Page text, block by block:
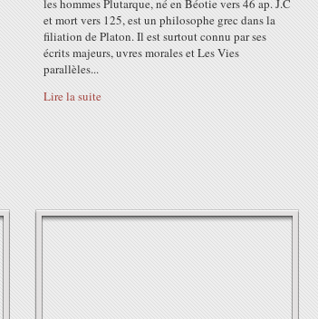
les hommes Plutarque, né en Béotie vers 46 ap. J.C
et mort vers 125, est un philosophe grec dans la
filiation de Platon. Il est surtout connu par ses
écrits majeurs, uvres morales et Les Vies
parallèles...
Lire la suite